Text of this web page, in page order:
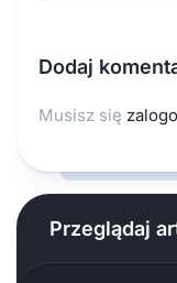
Dodaj
Musisz się
Przeglądaj